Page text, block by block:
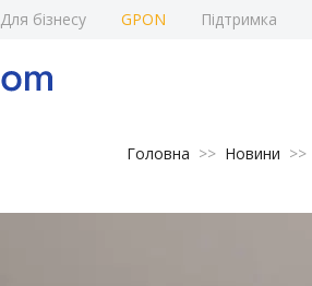
Для бізнесу GPON Підтримка
Головна >> Новини >>